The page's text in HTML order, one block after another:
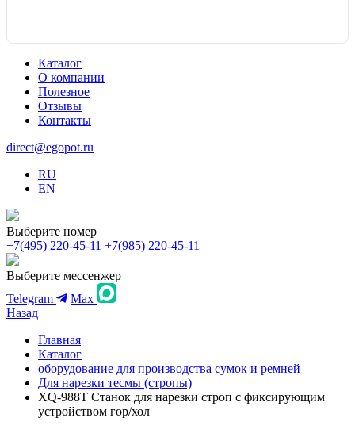
Каталог
О компании
Полезное
Отзывы
Контакты
direct@egopot.ru
RU
EN
Выберите номер
+7(495) 220-45-11 +7(985) 220-45-11
Выберите мессенжер
Telegram
Max
Назад
Главная
Каталог
оборудование для производства сумок и ремней
Для нарезки тесмы (стропы)
XQ-988T Станок для нарезки строп с фиксирующим
устройством гор/хол